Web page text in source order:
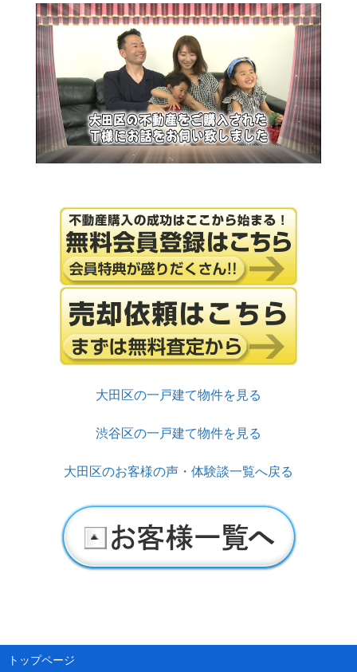
大田区の一戸建て物件を見る
渋谷区の一戸建て物件を見る
大田区のお客様の声・体験談一覧へ戻る
トップページ